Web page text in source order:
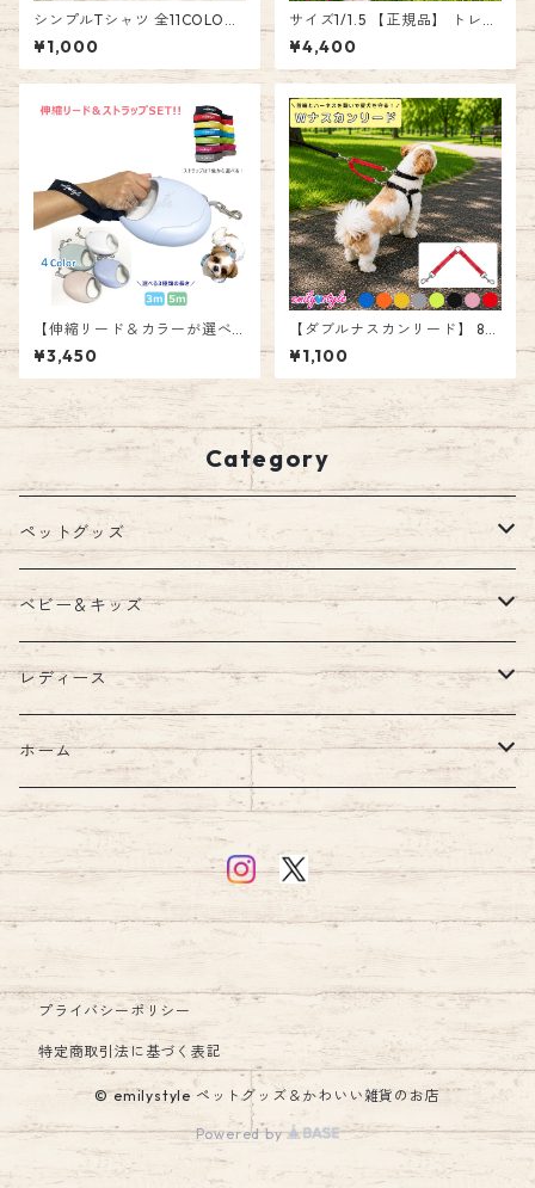
シンプルTシャツ 全11COLOR
カジュアル カラフル かわいい
つなぎ 犬 服 ペット 薄手 女の
子 男の子 エミリースタイル e
¥1,000
サイズ1/1.5 【正規品】 トレポ
ンティ Tre Ponti フィッビア
アジャスタブル ソフトメッシ
ュ Fibbia adjustable type S
ンブランド イタリア製 犬 人気
かわいい おしゃれ お散歩 簡単
装着 エミリースタイル emilys
tyle
¥4,400
【伸縮リード＆カラーが選べ
るストラップセット】 3m 5m
ロングリード リールリード テ
ープタイプ 巻き取り 伸びるリ
ード 頑丈 自動巻き取り 大型犬
中型犬 小型犬 長い 長め お散
歩 お出かけ おしゃれ リーダー
ウォーク 愛犬 ペット 男の子
女の子 エミリースタイル emil
ystyle
¥3,450
【ダブルナスカンリード】 8色
ジョイントリード フック すっ
ぽ抜け防止 外れ防止 便利 ダブ
ルリード 二重リード 事故防止
散歩 お出かけ 小型犬 中型犬
エミリースタイル emilystyle
¥1,100
Category
ペットグッズ
ウェア
ウェア
首輪
ハーネス・リード
ハーネスリードセット
リード
ウォーターボトル
シューズ・ソックス
マナーグッズ
エリザベスカラー
ベビー＆キッズ
キッズルーム
ブランケット
汗取りパッド・ガーゼ
お食事エプロン・ビブ・スタイ
アクセサリー
ウェア
レイングッズ
レディース
バッグ
ショルダー
財布
日傘
キーホルダー
ホーム
キッチン
クッション・クッションカバー
ラグ
ルームシューズ・スリッパ
プライバシーポリシー
特定商取引法に基づく表記
© emilystyle ペットグッズ＆かわいい雑貨のお店
Powered by